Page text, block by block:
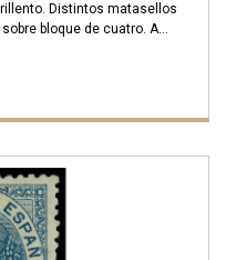
Distintos matasellos
bloque de cuatro. A